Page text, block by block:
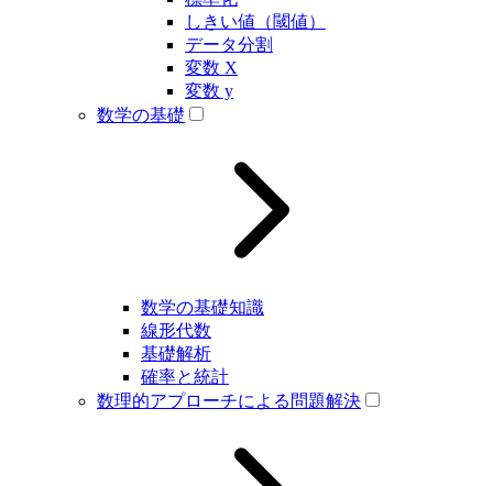
しきい値（閾値）
データ分割
変数 X
変数 y
数学の基礎
数学の基礎知識
線形代数
基礎解析
確率と統計
数理的アプローチによる問題解決